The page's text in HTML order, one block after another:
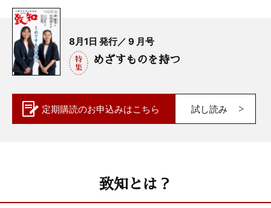
8月1日 発行／ 9 月号
めざすものを持つ
定期購読のお申込みはこちら 試し読み
致知とは？